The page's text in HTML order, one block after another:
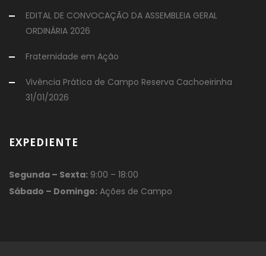
EDITAL DE CONVOCAÇÃO DA ASSEMBLEIA GERAL
ORDINÁRIA 2026
Fraternidade em Ação
Vivência Prática de Campo Reserva Cachoeirinha
31/01/2026
EXPEDIENTE
Segunda – Sexta: 9:00 – 18:00
Sábado – Domingo: Ações de Campo